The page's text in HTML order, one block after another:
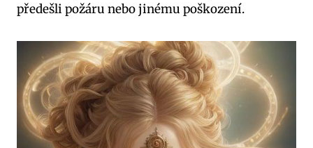
předešli požáru nebo jinému poškození.